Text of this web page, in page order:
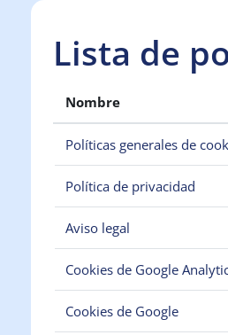
Salta al contenido principal
Lista de
Nombre
Políticas generales de
Política de privacidad
Aviso legal
Cookies de Google
Cookies de Google